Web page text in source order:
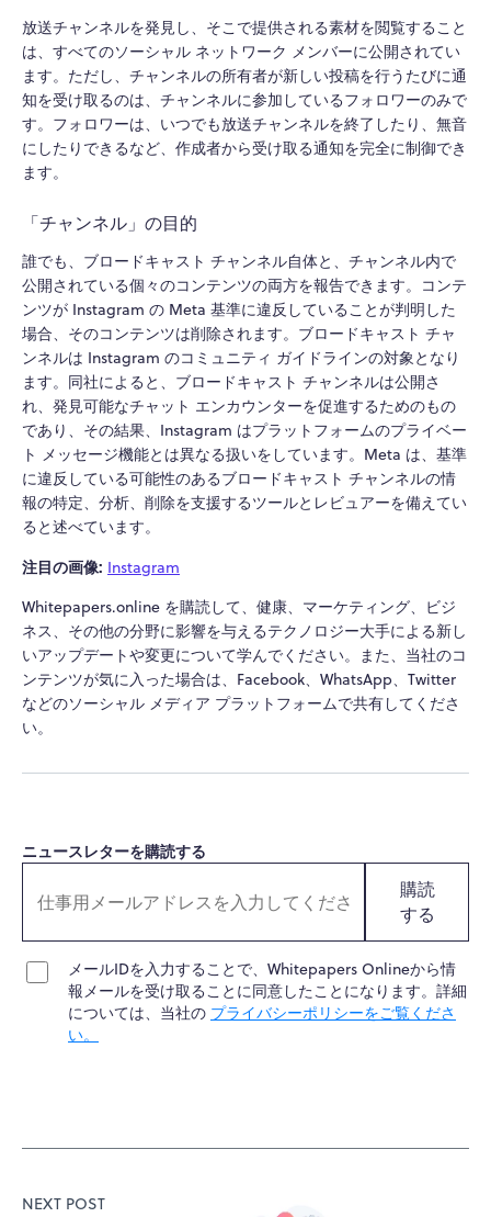
放送チャンネルを発見し、そこで提供される素材を閲覧すること
は、すべてのソーシャル ネットワーク メンバーに公開されてい
ます。ただし、チャンネルの所有者が新しい投稿を行うたびに通
知を受け取るのは、チャンネルに参加しているフォロワーのみで
す。フォロワーは、いつでも放送チャンネルを終了したり、無音
にしたりできるなど、作成者から受け取る通知を完全に制御でき
ます。
「チャンネル」の目的
誰でも、ブロードキャスト チャンネル自体と、チャンネル内で
公開されている個々のコンテンツの両方を報告できます。コンテ
ンツが Instagram の Meta 基準に違反していることが判明した
場合、そのコンテンツは削除されます。ブロードキャスト チャ
ンネルは Instagram のコミュニティ ガイドラインの対象となり
ます。同社によると、ブロードキャスト チャンネルは公開さ
れ、発見可能なチャット エンカウンターを促進するためのもの
であり、その結果、Instagram はプラットフォームのプライベー
ト メッセージ機能とは異なる扱いをしています。Meta は、基準
に違反している可能性のあるブロードキャスト チャンネルの情
報の特定、分析、削除を支援するツールとレビュアーを備えてい
ると述べています。
注目の画像: Instagram
Whitepapers.online を購読して、健康、マーケティング、ビジ
ネス、その他の分野に影響を与えるテクノロジー大手による新し
いアップデートや変更について学んでください。また、当社のコ
ンテンツが気に入った場合は、Facebook、WhatsApp、Twitter
などのソーシャル メディア プラットフォームで共有してくださ
い。
ニュースレターを購読する
購読
する
メールIDを入力することで、Whitepapers Onlineから情
報メールを受け取ることに同意したことになります。詳細
については、当社の プライバシーポリシーをご覧くださ
い。
NEXT POST